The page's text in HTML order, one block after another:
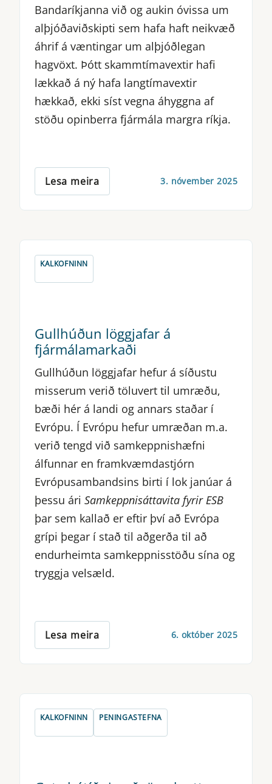
Bandaríkjanna við og aukin óvissa um
alþjóðaviðskipti sem hafa haft neikvæð
áhrif á væntingar um alþjóðlegan
hagvöxt. Þótt skammtímavextir hafi
lækkað á ný hafa langtímavextir
hækkað, ekki síst vegna áhyggna af
stöðu opinberra fjármála margra ríkja.
Lesa meira 3. nóvember 2025
KALKOFNINN
Gullhúðun löggjafar á
fjármálamarkaði
Gullhúðun löggjafar hefur á síðustu
misserum verið töluvert til umræðu,
bæði hér á landi og annars staðar í
Evrópu. Í Evrópu hefur umræðan m.a.
verið tengd við samkeppnishæfni
álfunnar en framkvæmdastjórn
Evrópusambandsins birti í lok janúar á
þessu ári Samkeppnisáttavita fyrir ESB
þar sem kallað er eftir því að Evrópa
grípi þegar í stað til aðgerða til að
endurheimta samkeppnisstöðu sína og
tryggja velsæld.
Lesa meira 6. október 2025
KALKOFNINN PENINGASTEFNA